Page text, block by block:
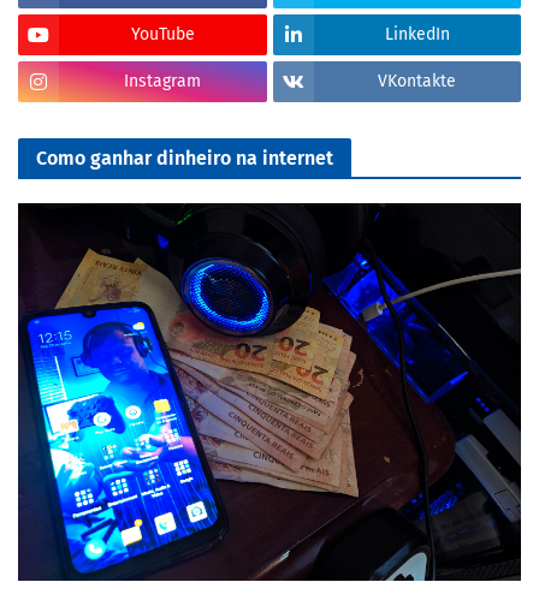
YouTube LinkedIn
Instagram VKontakte
Como ganhar dinheiro na internet